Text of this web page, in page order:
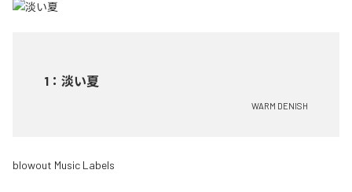
1 ： 淡い夏
WARM DENISH
blowout Music Labels